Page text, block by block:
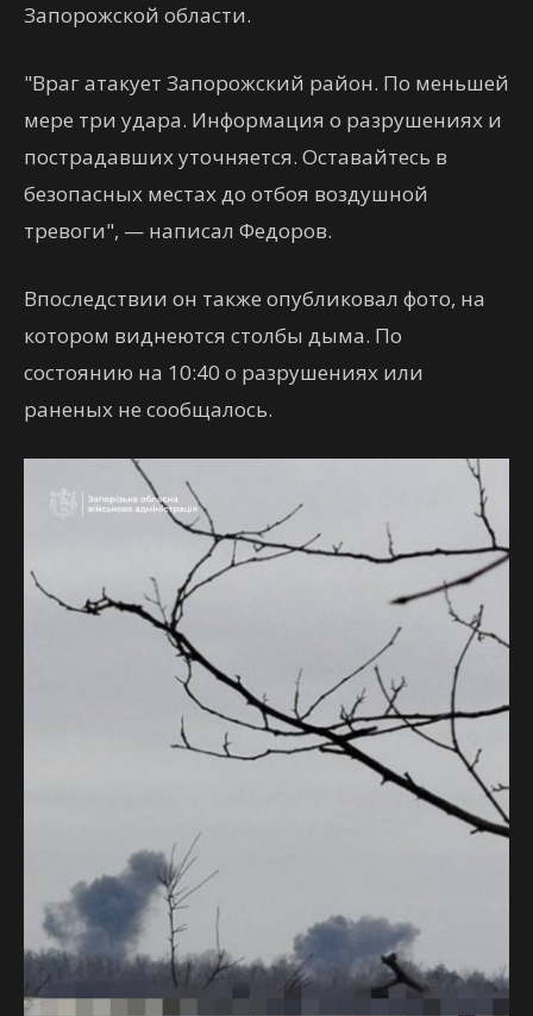
Запорожской области.
"Враг атакует Запорожский район. По меньшей
мере три удара. Информация о разрушениях и
пострадавших уточняется. Оставайтесь в
безопасных местах до отбоя воздушной
тревоги", — написал Федоров.
Впоследствии он также опубликовал фото, на
котором виднеются столбы дыма. По
состоянию на 10:40 о разрушениях или
раненых не сообщалось.